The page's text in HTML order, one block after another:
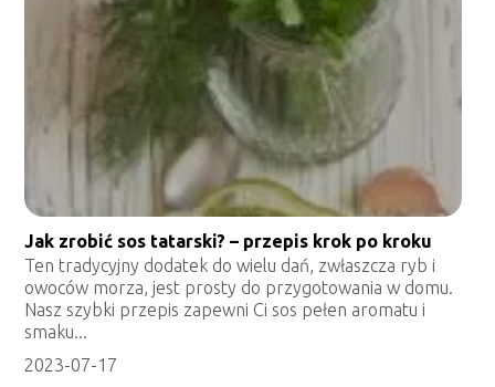
Jak zrobić sos tatarski? – przepis krok po kroku
Ten tradycyjny dodatek do wielu dań, zwłaszcza ryb i
owoców morza, jest prosty do przygotowania w domu.
Nasz szybki przepis zapewni Ci sos pełen aromatu i
smaku...
2023-07-17